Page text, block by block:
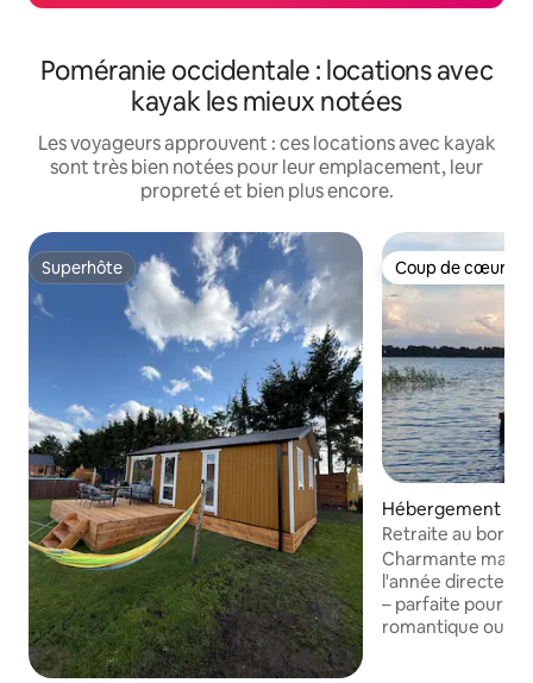
Poméranie occidentale : locations avec
kayak les mieux notées
Les voyageurs approuvent : ces locations avec kayak
sont très bien notées pour leur emplacement, leur
propreté et bien plus encore.
Superhôte
Superhôte Coup de cœur
Coup de cœur
Hébergement ⋅
e
Retraite au bord
bateau à rames
Charmante
l'année
– parfaite pour
romantique ou